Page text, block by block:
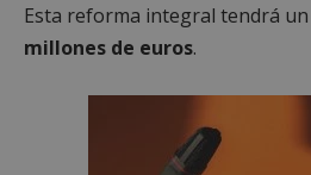
Esta reforma integral tendrá un
millones de euros.